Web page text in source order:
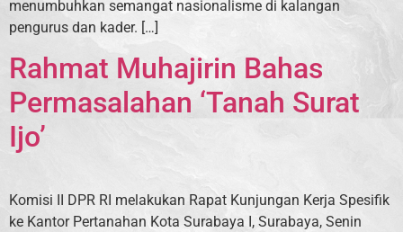
menumbuhkan semangat nasionalisme di kalangan
pengurus dan kader. […]
Rahmat Muhajirin Bahas
Permasalahan ‘Tanah Surat
Ijo’
Komisi II DPR RI melakukan Rapat Kunjungan Kerja Spesifik
ke Kantor Pertanahan Kota Surabaya I, Surabaya, Senin